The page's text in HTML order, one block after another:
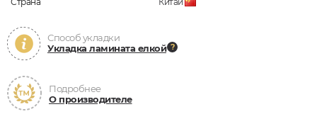
Способ укладки
Укладка ламината елкой
Подробнее
О производителе